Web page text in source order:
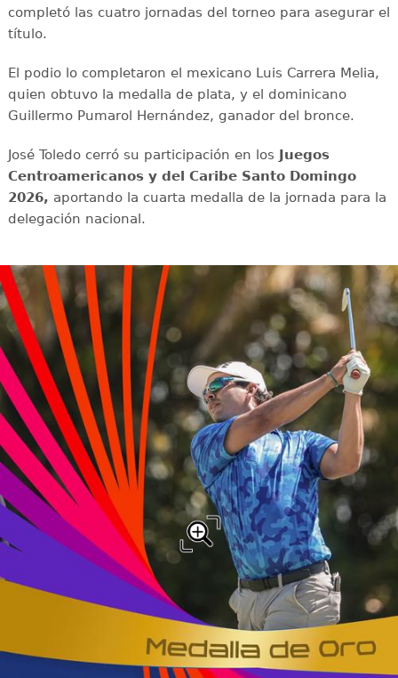
completó las cuatro jornadas del torneo para asegurar el
título.
El podio lo completaron el mexicano Luis Carrera Melia,
quien obtuvo la medalla de plata, y el dominicano
Guillermo Pumarol Hernández, ganador del bronce.
José Toledo cerró su participación en los Juegos
Centroamericanos y del Caribe Santo Domingo
2026, aportando la cuarta medalla de la jornada para la
delegación nacional.